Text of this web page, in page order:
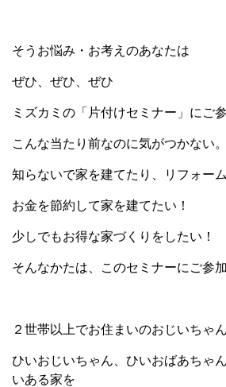
そうお悩み・お考えのあなたは
ぜひ、ぜひ、ぜひ
ミズカミの「片付けセミナー」にご
こんな当たり前なのに気がつかない。
知らないで家を建てたり、リフォー
お金を節約して家を建てたい！
少しでもお得な家づくりをしたい！
そんなかたは、このセミナーにご参
２世帯以上でお住まいのおじいちゃ
ひいおじいちゃん、ひいおばあちゃ
いある家を